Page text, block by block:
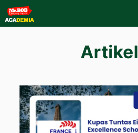
Skip
to
content
Artikel